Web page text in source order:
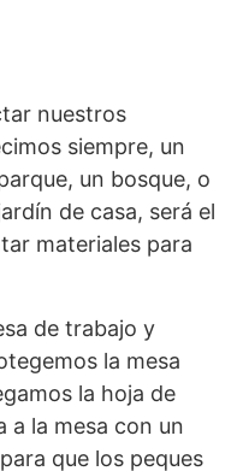
nuestros
siempre, un
un bosque, o
de casa, será el
materiales para
de trabajo y
la mesa
la hoja de
a la mesa con un
que los peques